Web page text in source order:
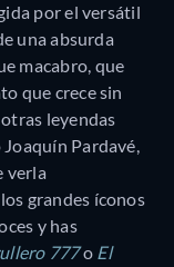
por el versátil
una absurda
macabro, que
que crece sin
leyendas
Pardavé,
verla
grandes íconos
y has
777o El